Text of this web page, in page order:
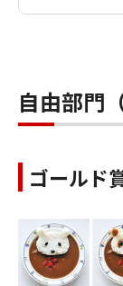
自由部門
ゴールド